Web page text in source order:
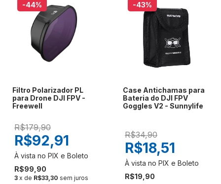
-44%
Filtro Polarizador PL
para Drone DJI FPV -
Freewell
R$179,90
R$99,90
R$92,91
3 x de R$33,30 sem juros
-43%
Case Antichamas para
Bateria do DJI FPV
Goggles V2 - Sunnylife
R$34,90
R$19,90
R$18,51